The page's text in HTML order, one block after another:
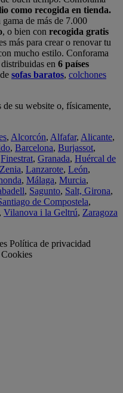
como recogida en tienda.
gama de más de 7.000
, o bien con recogida gratis
más para crear o renovar tu
mucho estilo. Conforama
en 6 países
sofas baratos, colchones
su website o, físicamente,
, Alcorcón, Alfafar, Alicante,
, Barcelona, Burjassot,
Finestrat, Granada, Huércal de
, Lanzarote, León,
, Málaga, Murcia,
, Sagunto, Salt, Girona,
de Compostela,
, Vilanova i la Geltrú, Zaragoza
Política de privacidad